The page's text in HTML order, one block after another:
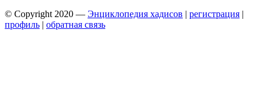
© Copyright 2020 — Энциклопедия хадисов | регистрация |
профиль | обратная связь